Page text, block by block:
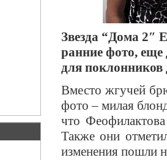
Звезда “Дома 2″
ранние фото, еще
для поклонников
Вместо жгучей
фото – милая
что
Также они
изменения пошли